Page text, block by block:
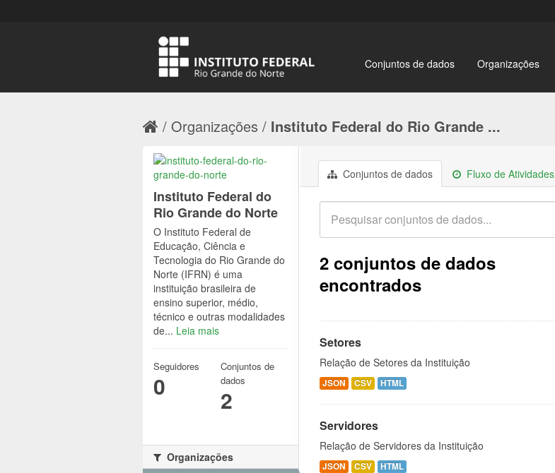
Conjuntos de dados Organizações
Organizações Instituto Federal do Rio Grande ...
Conjuntos de dados Fluxo de Atividades
2 conjuntos de dados
encontrados
Setores
Relação de Setores da Instituição
JSON CSV HTML
Servidores
Relação de Servidores da Instituição
JSON CSV HTML
Instituto Federal do
Rio Grande do Norte
O Instituto Federal de
Educação, Ciência e
Tecnologia do Rio Grande do
Norte (IFRN) é uma
instituição brasileira de
ensino superior, médio,
técnico e outras modalidades
de... Leia mais
Seguidores
0
Conjuntos de
dados
2
Organizações